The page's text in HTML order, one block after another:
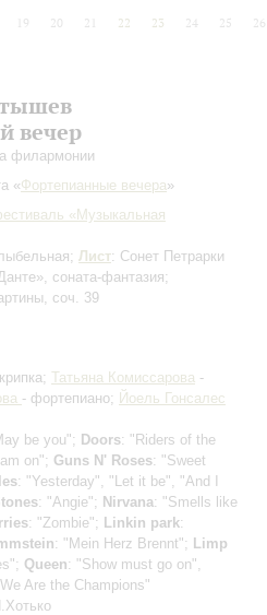
19 20 21 22 23 24 25 26
вечер
филармонии
«Фортепианные вечера»
«Музыкальная
Лист: Сонет Петрарки
соната-фантазия;
соч. 39
Татьяна Комиссарова -
- фортепиано; Йоель Гонсалес
be you"; Doors: "Riders of the
on"; Guns N' Roses: "Sweet
: "Yesterday", "Let it be", "And I
: "Angie"; Nirvana: "Smells like
: "Zombie"; Linkin park:
: "Mein Herz Brennt"; Limp
Queen: "Show must go on",
Are the Champions"